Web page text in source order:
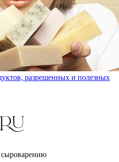
разрешенных и полезных